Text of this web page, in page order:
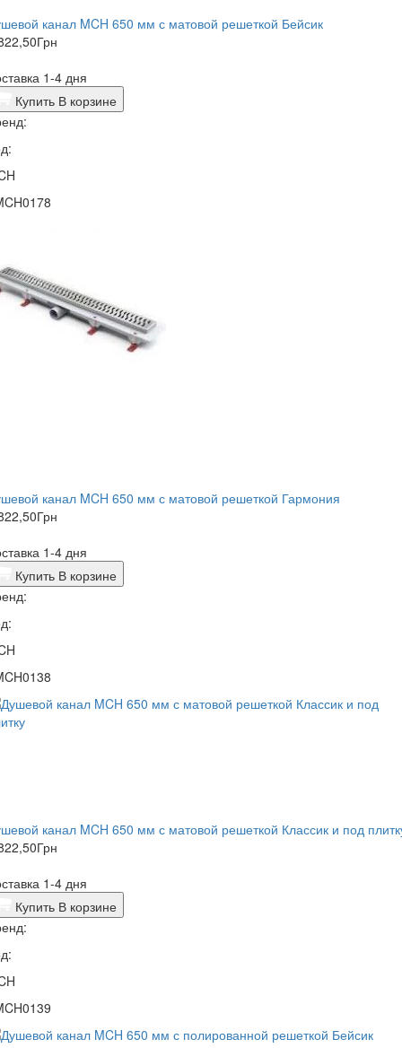
канал MCH 650 мм с матовой решеткой Бейсик
Грн
1-4 дня
Купить В корзине
канал MCH 650 мм с матовой решеткой Гармония
Грн
1-4 дня
Купить В корзине
канал MCH 650 мм с матовой решеткой Классик и под
Грн
1-4 дня
Купить В корзине